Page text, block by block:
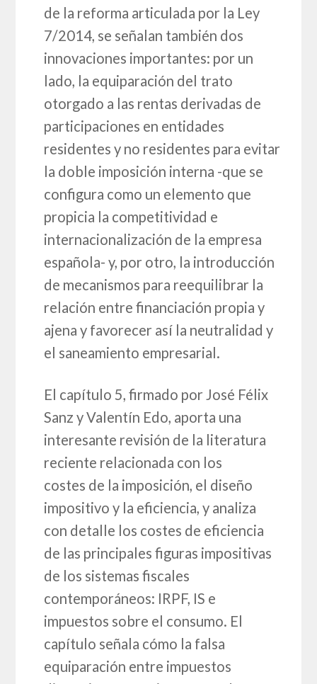
de la reforma articulada por la Ley
7/2014, se señalan también dos
innovaciones importantes: por un
lado, la equiparación del trato
otorgado a las rentas derivadas de
participaciones en entidades
residentes y no residentes para evitar
la doble imposición interna -que se
configura como un elemento que
propicia la competitividad e
internacionalización de la empresa
española- y, por otro, la introducción
de mecanismos para reequilibrar la
relación entre financiación propia y
ajena y favorecer así la neutralidad y
el saneamiento empresarial.
El capítulo 5, firmado por José Félix
Sanz y Valentín Edo, aporta una
interesante revisión de la literatura
reciente relacionada con los
costes de la imposición, el diseño
impositivo y la eficiencia, y analiza
con detalle los costes de eficiencia
de las principales figuras impositivas
de los sistemas fiscales
contemporáneos: IRPF, IS e
impuestos sobre el consumo. El
capítulo señala cómo la falsa
equiparación entre impuestos